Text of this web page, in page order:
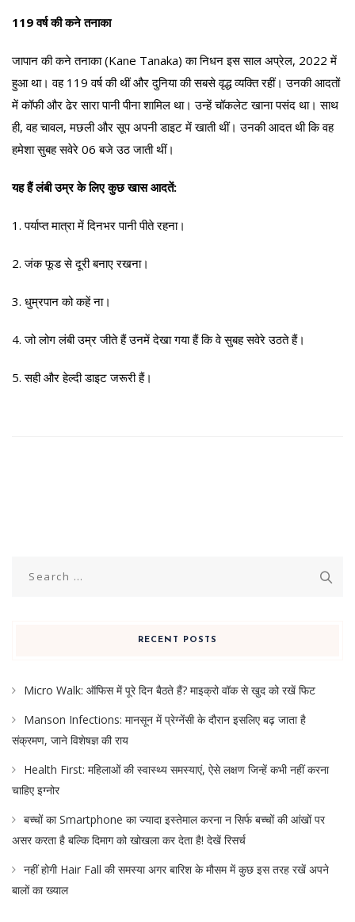
119 वर्ष की कने तनाका
जापान की कने तनाका (Kane Tanaka) का निधन इस साल अप्रेल, 2022 में
हुआ था। वह 119 वर्ष की थीं और दुनिया की सबसे वृद्ध व्यक्ति रहीं। उनकी आदतों
में कॉफी और ढेर सारा पानी पीना शामिल था। उन्हें चॉकलेट खाना पसंद था। साथ
ही, वह चावल, मछली और सूप अपनी डाइट में खाती थीं। उनकी आदत थी कि वह
हमेशा सुबह सवेरे 06 बजे उठ जाती थीं।
यह हैं लंबी उम्र के लिए कुछ खास आदतें:
1. पर्याप्त मात्रा में दिनभर पानी पीते रहना।
2. जंक फूड से दूरी बनाए रखना।
3. धुम्रपान को कहें ना।
4. जो लोग लंबी उम्र जीते हैं उनमें देखा गया हैं कि वे सुबह सवेरे उठते हैं।
5. सही और हेल्दी डाइट जरूरी हैं।
RECENT POSTS
Micro Walk: ऑफिस में पूरे दिन बैठते हैं? माइक्रो वॉक से खुद को रखें फिट
Manson Infections: मानसून में प्रेग्नेंसी के दौरान इसलिए बढ़ जाता है
संक्रमण, जाने विशेषज्ञ की राय
Health First: महिलाओं की स्वास्थ्य समस्याएं, ऐसे लक्षण जिन्हें कभी नहीं करना
चाहिए इग्नोर
बच्चों का Smartphone का ज्यादा इस्तेमाल करना न सिर्फ बच्चों की आंखों पर
असर करता है बल्कि दिमाग को खोखला कर देता है! देखें रिसर्च
नहीं होगी Hair Fall की समस्या अगर बारिश के मौसम में कुछ इस तरह रखें अपने
बालों का ख्याल